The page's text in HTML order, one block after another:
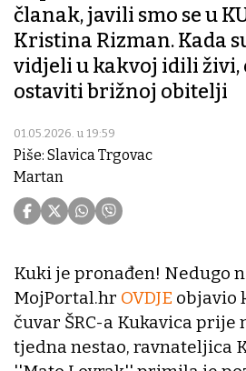
članak, javili smo se u
Kristina Rizman. Kada
vidjeli u kakvoj idili živi,
ostaviti brižnoj obitelji
01.05.2026. u 19:59
Piše: Slavica Trgovac
Martan
Kuki je pronađen! Nedugo
MojPortal.hr OVDJE objavio
čuvar ŠRC-a Kukavica prije
tjedna nestao, ravnateljica